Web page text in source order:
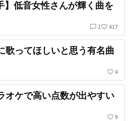
】低音女性さんが輝く曲を
chat_bubble_outline 1 favorite_border 417
歌ってほしいと思う有名曲
favorite_border 4
オケで高い点数が出やすい
favorite_border 9